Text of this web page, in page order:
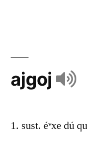
ajgoj
1. sust. éᵛxe dú